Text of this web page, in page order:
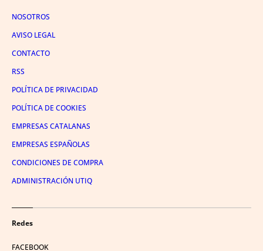
NOSOTROS
AVISO LEGAL
CONTACTO
RSS
POLÍTICA DE PRIVACIDAD
POLÍTICA DE COOKIES
EMPRESAS CATALANAS
EMPRESAS ESPAÑOLAS
CONDICIONES DE COMPRA
ADMINISTRACIÓN UTIQ
Redes
FACEBOOK